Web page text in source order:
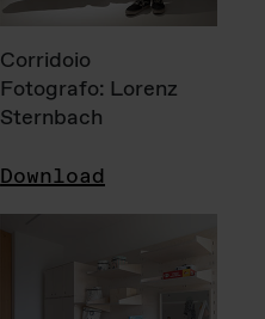
Corridoio
Fotografo: Lorenz
Sternbach
Download